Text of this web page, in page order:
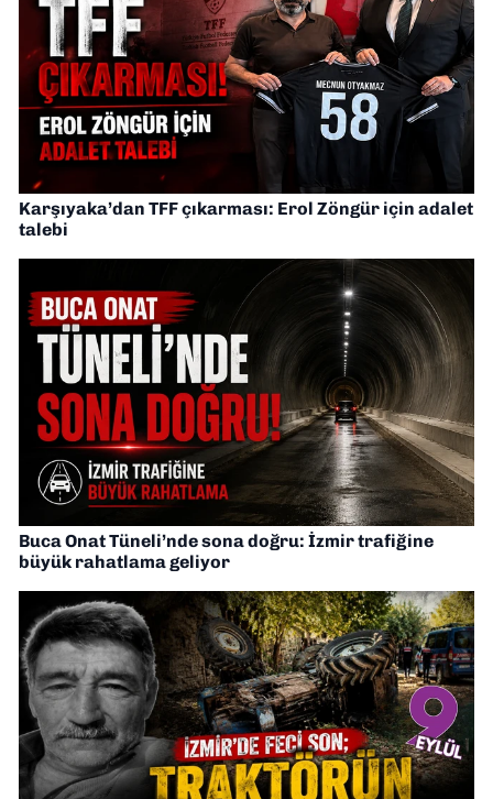
Karşıyaka’dan TFF çıkarması: Erol Zöngür için adalet
talebi
Buca Onat Tüneli’nde sona doğru: İzmir trafiğine
büyük rahatlama geliyor